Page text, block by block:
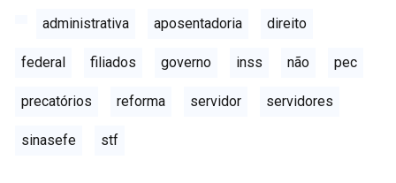
administrativa aposentadoria direito
federal filiados governo inss não pec
precatórios reforma servidor servidores
sinasefe stf